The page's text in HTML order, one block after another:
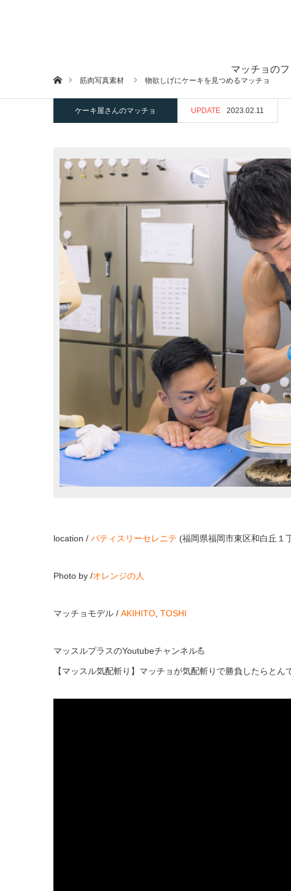
マッチョの
ホーム筋肉写真素材 物欲しげにケーキを見つめるマッチョ
ケーキ屋さんのマッチョ UPDATE 2023.02.11
location / パティスリーセレニテ (福岡県福岡市東区和白丘１
Photo by /オレンジの人
マッチョモデル / AKIHITO TOSHI
マッスルプラスのYoutubeチャンネル💪
【マッスル気配斬り】マッチョが気配斬りで勝負したらとん